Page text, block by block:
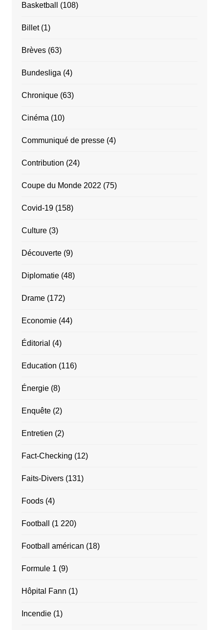
Basketball (108)
Billet(1)
Brèves(63)
Bundesliga (4)
Chronique(63)
Cinéma (10)
Communiqué de presse(4)
Contribution (24)
Coupe du Monde 2022 (75)
Covid-19(158)
Culture(3)
Découverte(9)
Diplomatie(48)
Drame(172)
Economie(44)
Éditorial (4)
Education (116)
Énergie(8)
Enquête(2)
Entretien (2)
Fact-Checking (12)
Faits-Divers(131)
Foods(4)
Football (1 220)
Football américan (18)
Formule 1 (9)
Hôpital Fann (1)
Incendie(1)